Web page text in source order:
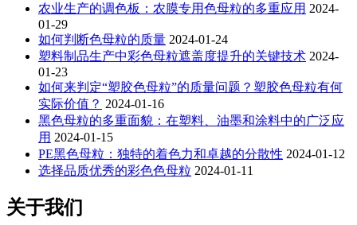
农业生产的调色板：农膜专用色母粒的多重应用 2024-
01-29
如何判断色母粒的质量 2024-01-24
塑料制品生产中彩色母粒遮盖度提升的关键技术 2024-
01-23
如何来判定“塑胶色母粒”的质量问题？塑胶色母粒有何
实际价值？ 2024-01-16
黑色母粒的多重面貌：在塑料、油墨和涂料中的广泛应
用 2024-01-15
PE黑色母粒：独特的着色力和卓越的分散性 2024-01-12
选择品质优秀的彩色色母粒 2024-01-11
关于我们